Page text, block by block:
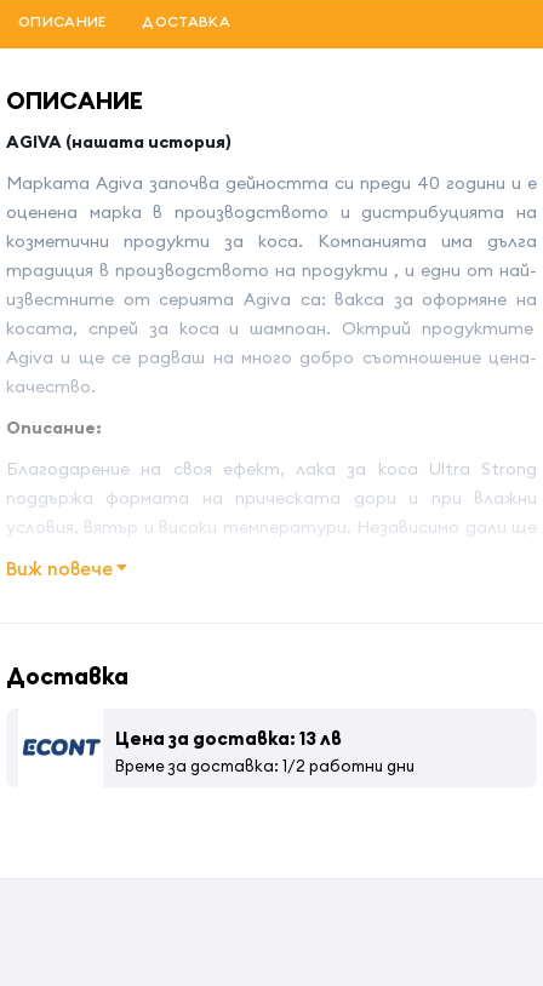
ОПИСАНИЕ ДОСТАВКА
ОПИСАНИЕ
AGIVA (нашата история)
Марката Agiva започва дейността си преди 40 години и е
оценена марка в производството и дистрибуцията на
козметични продукти за коса. Компанията има дълга
традиция в производството на продукти , и едни от най-
известните от серията Agiva са: вакса за оформяне на
косата, спрей за коса и шампоан. Октрий продуктите
Agiva и ще се радваш на много добро съотношение цена-
качество.
Описание:
Благодарение на своя ефект, лака за коса Ultra Strong
поддържа формата на прическата дори и при влажни
условия, вятър и високи температури. Независимо дали ще
избереш структуриран стил на косата или по-естествен,
с ултра силна фиксация
придава блясък
Виж повече
Доставка
Цена за доставка: 13 лв
Време за доставка: 1/2 работни дни